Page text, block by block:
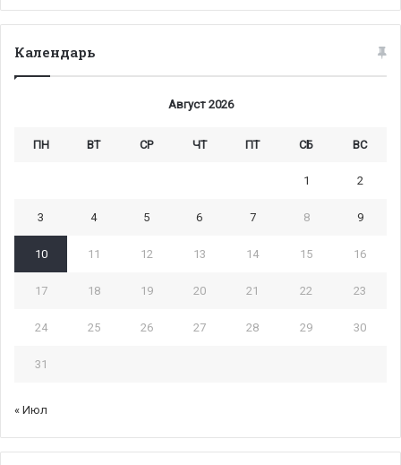
Календарь
Август 2026
ПН ВТ СР ЧТ ПТ СБ ВС
1 2
3 4 5 6 7 8 9
10 11 12 13 14 15 16
17 18 19 20 21 22 23
24 25 26 27 28 29 30
31
« Июл